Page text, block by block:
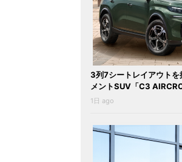
3列7シートレイアウト
メントSUV「C3
1日 ago